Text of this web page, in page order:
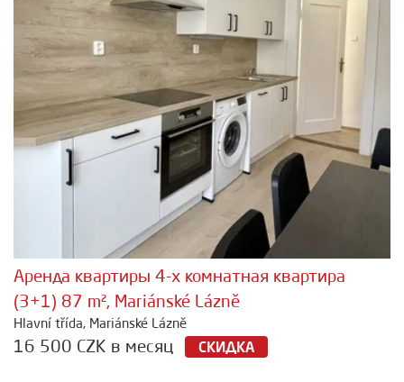
Аренда квартиры 4-х комнатная квартира
(3+1) 87 m², Mariánské Lázně
Hlavní třída, Mariánské Lázně
16 500 CZK в месяц СКИДКА